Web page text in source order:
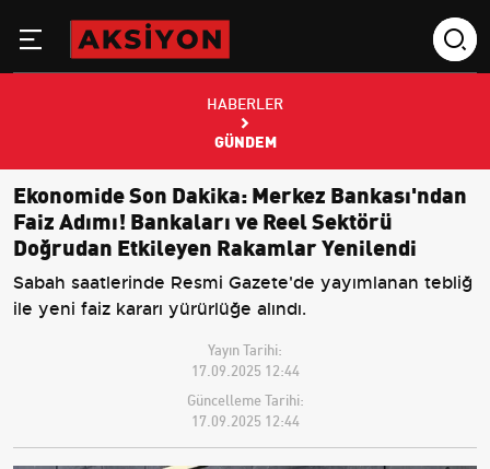
HABERLER
GÜNDEM
Ekonomide Son Dakika: Merkez Bankası'ndan
Faiz Adımı! Bankaları ve Reel Sektörü
Doğrudan Etkileyen Rakamlar Yenilendi
Sabah saatlerinde Resmi Gazete'de yayımlanan tebliğ
ile yeni faiz kararı yürürlüğe alındı.
Yayın Tarihi:
17.09.2025 12:44
Güncelleme Tarihi:
17.09.2025 12:44